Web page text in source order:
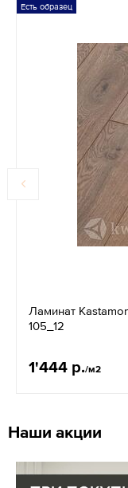
Есть образец
Ламинат
105_12
1'444 р./м2
Наши акции